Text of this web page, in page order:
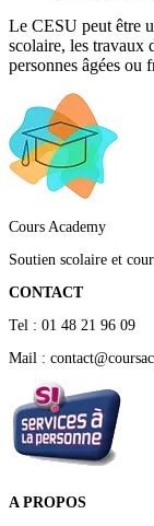
Le CESU peut être
scolaire, les travaux
personnes âgées ou
Cours Academy
Soutien scolaire et
CONTACT
Tel : 01 48 21 96 09
Mail :
A PROPOS